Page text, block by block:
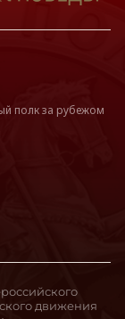
полк за рубежом
движения